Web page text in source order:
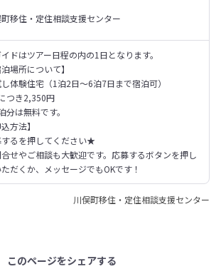
移住・定住相談支援センター
ドはツアー日程の内の1日となります。
泊場所について】
体験住宅（1泊2日〜6泊7日まで宿泊可）
つき2,350円
分は無料です。
込方法】
するを押してください★
せやご相談も大歓迎です。応募するボタンを押し
だくか、メッセージでもOKです！
川俣町移住・定住相談支援センター
このページをシェアする